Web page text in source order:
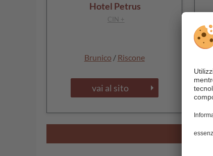
Hotel Petrus
CIN +
Brunico / Riscone
vai al sito